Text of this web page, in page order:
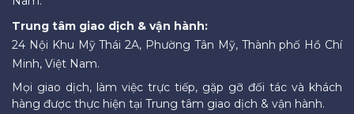
Trung tâm giao dịch & vận hành:
24 Nội Khu Mỹ Thái 2A, Phường Tân Mỹ, Thành phố Hồ Chí
Minh, Việt Nam.
Mọi giao dịch, làm việc trực tiếp, gặp gỡ đối tác và khách
hàng được thực hiện tại Trung tâm giao dịch & vận hành.